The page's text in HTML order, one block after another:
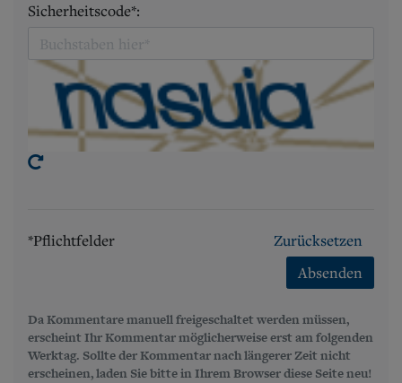
Sicherheitscode*:
*Pflichtfelder
Zurücksetzen
Absenden
Da Kommentare manuell freigeschaltet werden müssen,
erscheint Ihr Kommentar möglicherweise erst am folgenden
Werktag. Sollte der Kommentar nach längerer Zeit nicht
erscheinen, laden Sie bitte in Ihrem Browser diese Seite neu!